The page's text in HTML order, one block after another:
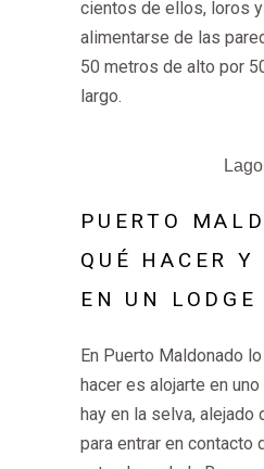
cientos de ellos, loros
alimentarse de las
50 metros de alto por
largo.
Lago
PUERTO
QUÉ HACER Y
EN UN LODGE
En Puerto Maldonado
hacer es alojarte en
hay en la selva, alejado
para entrar en contacto